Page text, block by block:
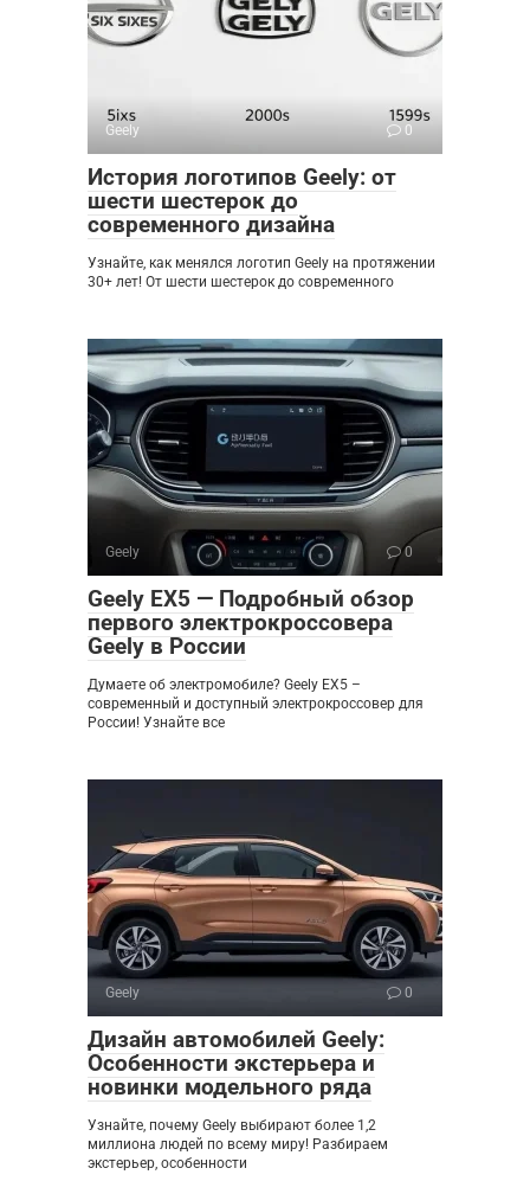
Geely 0
История логотипов Geely: от
шести шестерок до
современного дизайна
Узнайте, как менялся логотип Geely на протяжении
30+ лет! От шести шестерок до современного
Geely 0
Geely EX5 — Подробный обзор
первого электрокроссовера
Geely в России
Думаете об электромобиле? Geely EX5 –
современный и доступный электрокроссовер для
России! Узнайте все
Geely 0
Дизайн автомобилей Geely:
Особенности экстерьера и
новинки модельного ряда
Узнайте, почему Geely выбирают более 1,2
миллиона людей по всему миру! Разбираем
экстерьер, особенности